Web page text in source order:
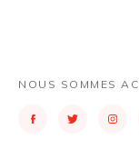
NOUS SOMMES